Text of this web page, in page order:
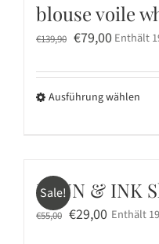
blouse voile
€139,90
war:
€139,90
€79,00
ist:
€79,00.
Enthält
Ausführung wählen
mehrere
Varianten
auf.
Sale!
PENN & INK
€55,00 Ursprünglicher
€29,00 Enthält